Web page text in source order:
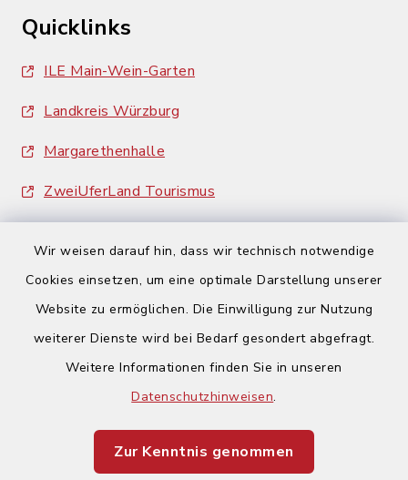
Wir weisen darauf hin, dass wir technisch notwendige
Cookies einsetzen, um eine optimale Darstellung unserer
Website zu ermöglichen. Die Einwilligung zur Nutzung
weiterer Dienste wird bei Bedarf gesondert abgefragt.
Weitere Informationen finden Sie in unseren
Datenschutzhinweisen.
Zur Kenntnis genommen
Quicklinks
ILE Main-Wein-Garten
Landkreis Würzburg
Margarethenhalle
ZweiUferLand Tourismus
Barrierefreiheit
Impressum